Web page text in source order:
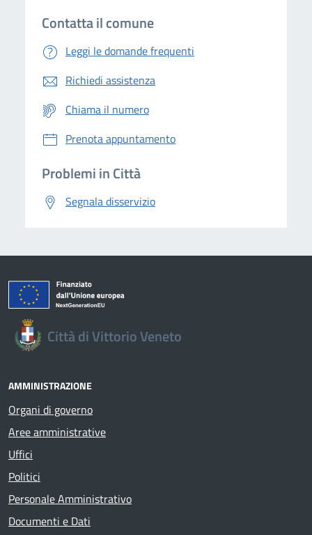
Contatta il comune
Leggi le domande frequenti
Richiedi assistenza
Chiama il numero
Prenota appuntamento
Problemi in Città
Segnala disservizio
Città di Vittorio Veneto
AMMINISTRAZIONE
Organi di governo
Aree amministrative
Uffici
Politici
Personale Amministrativo
Documenti e Dati